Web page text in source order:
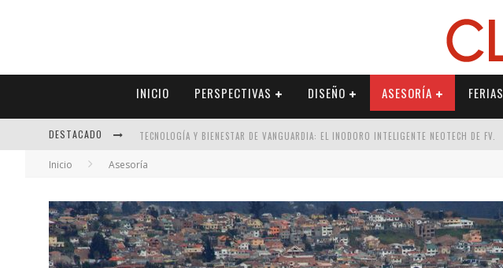
INICIO PERSPECTIVAS DISEÑO ASESORÍA FERIAS
DESTACADO TECNOLOGÍA Y BIENESTAR DE VANGUARDIA: EL INODORO INTELIGENTE NEOTECH DE FV.
SECTOR INMOBILIARIO – RECUPERACIÓN A PASO FIRME
ALEXANDRA BEDOYA – LA CONSTANCIA DETRÁS DE LA PALETERÍA
EL DESPERTAR DE LA CALIDEZ: ACABADOS DORADOS DE FV PARA ELEVAR TU ESPACIO
Inicio Asesoría